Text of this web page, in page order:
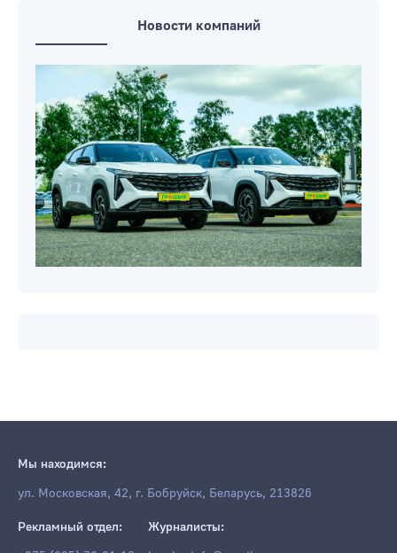
Новости компаний
Мы находимся:
ул. Московская, 42, г. Бобруйск, Беларусь, 213826
Рекламный отдел:
Журналисты: